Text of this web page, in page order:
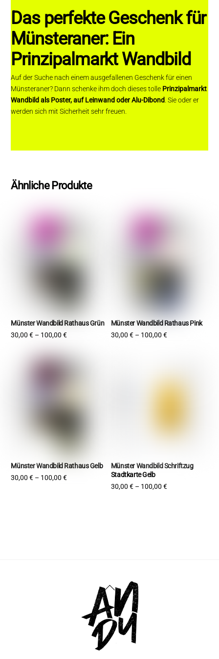
Das perfekte Geschenk für
Münsteraner: Ein
Prinzipalmarkt Wandbild
Auf der Suche nach einem ausgefallenen Geschenk für einen
Münsteraner? Dann schenke ihm doch dieses tolle Prinzipalmarkt
Wandbild als Poster, auf Leinwand oder Alu-Dibond . Sie oder er
werden sich mit Sicherheit sehr freuen.
Ähnliche Produkte
Münster Wandbild Rathaus Grün
30,00€ – 100,00€
Münster Wandbild Rathaus Pink
30,00 €– 100,00 €
Münster Wandbild Rathaus Gelb
30,00€ – 100,00€
Münster Wandbild Schriftzug
Stadtkarte Gelb
30,00 €– 100,00 €
Back
To
Top